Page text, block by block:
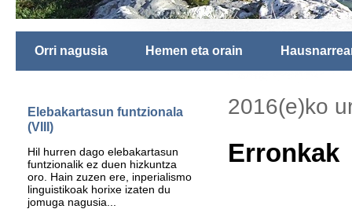
Orri nagusia Hemen eta orain
2016(e)ko
Erronkak
Elebakartasun funtzionala
(VIII)
Hil hurren dago elebakartasun
funtzionalik ez duen hizkuntza
oro. Hain zuzen ere, inperialismo
linguistikoak horixe izaten du
jomuga nagusia...